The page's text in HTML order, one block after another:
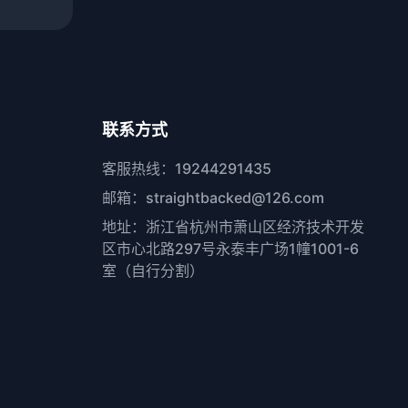
联系方式
客服热线：19244291435
邮箱：straightbacked@126.com
地址：浙江省杭州市萧山区经济技术开发
区市心北路297号永泰丰广场1幢1001-6
室（自行分割）